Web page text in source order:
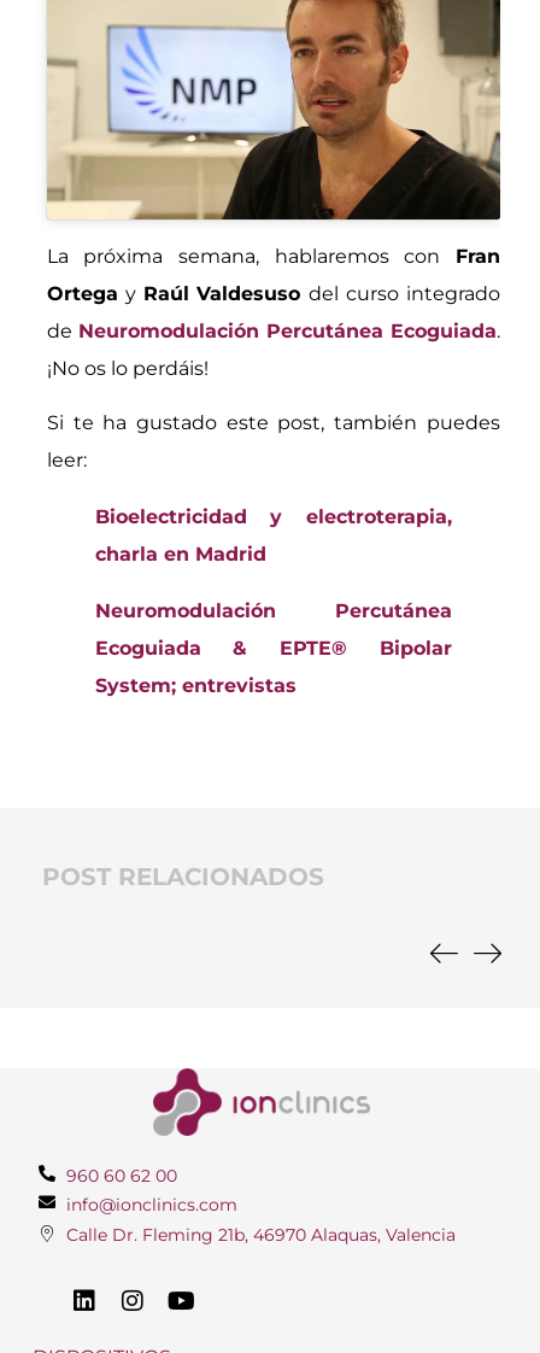
La próxima semana, hablaremos con Fran
Ortega y Raúl Valdesusodel curso integrado
de Neuromodulación Percutánea Ecoguiada.
¡No os lo perdáis!
Si te ha gustado este post, también puedes
leer:
Bioelectricidad y electroterapia,
charla en Madrid
Neuromodulación Percutánea
Ecoguiada & EPTE® Bipolar
System; entrevistas
POST RELACIONADOS
960 60 62 00
info@ionclinics.com
Calle Dr. Fleming 21b, 46970 Alaquas, Valencia